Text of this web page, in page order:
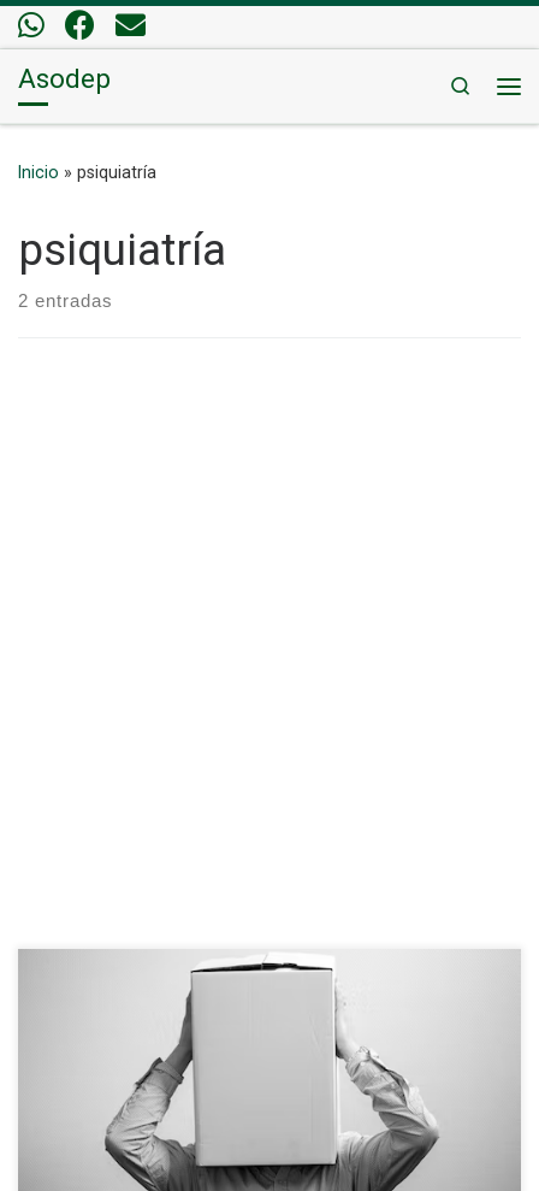
Saltar al contenido
Asodep
Search
Inicio » psiquiatría
psiquiatría
2 entradas